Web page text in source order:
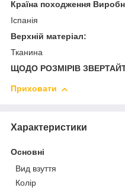
Країна походження
Іспанія
Верхній матеріал:
Тканина
ЩОДО РОЗМІРІВ
Приховати
Характеристики
Основні
Вид взуття
Колір